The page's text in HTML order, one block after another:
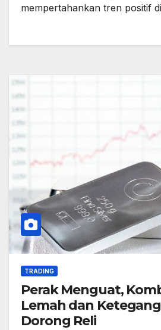
mempertahankan tren positif
TRADING
Perak Menguat,
Lemah dan
Dorong Reli